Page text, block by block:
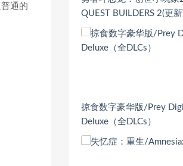
通的
QUEST BUILDERS 2(更新
掠食数字豪华版/Prey
Deluxe（全DLCs）